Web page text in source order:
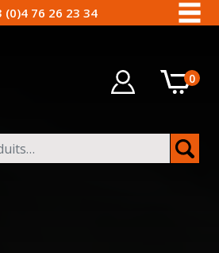
(0)4 76 26 23 34
0